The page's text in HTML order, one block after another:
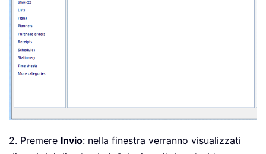
2. Premere Invio: nella finestra verranno visualizzati